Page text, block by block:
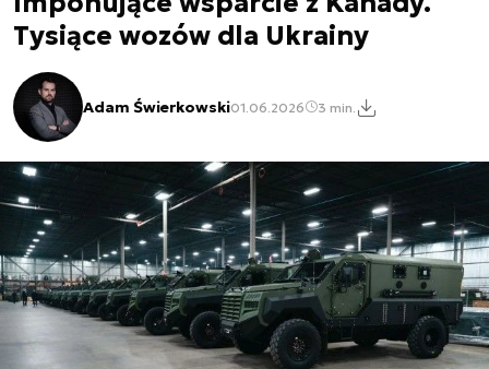
Tysiące wozów dla Ukrainy
Adam Świerkowski01.06.2026 3 min.